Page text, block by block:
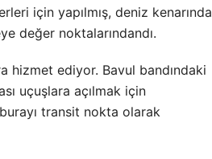
için yapılmış, deniz kenarında
değer noktalarındandı.
hizmet ediyor. Bavul bandındaki
uçuşlara açılmak için
transit nokta olarak